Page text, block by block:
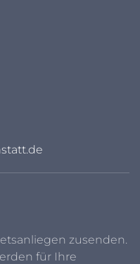
zusenden.
für Ihre